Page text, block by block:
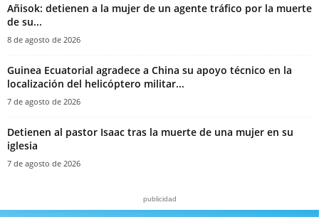
Añisok: detienen a la mujer de un agente tráfico por la muerte
de su...
8 de agosto de 2026
Guinea Ecuatorial agradece a China su apoyo técnico en la
localización del helicóptero militar...
7 de agosto de 2026
‎Detienen al pastor Isaac tras la muerte de una mujer en su
iglesia‎
7 de agosto de 2026
publicidad